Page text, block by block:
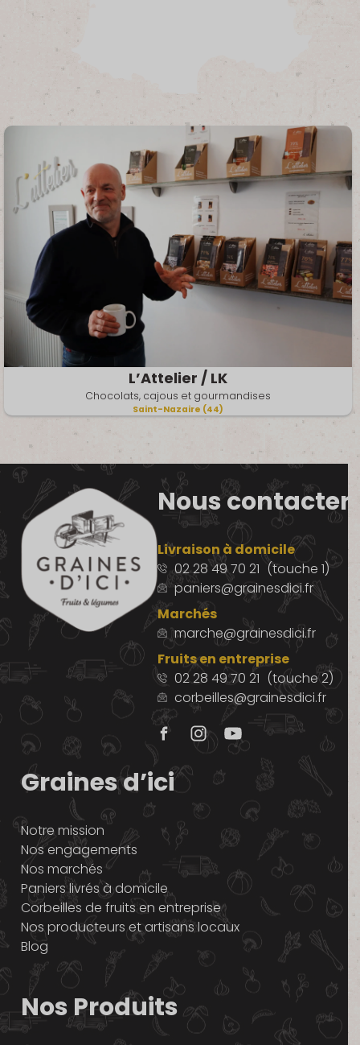
L’Attelier / LK
Chocolats, cajous et gourmandises
Saint-Nazaire (44)
Nous contacter
Livraison à domicile
02 28 49 70 21 (touche 1)
paniers@grainesdici.fr
Marchés
marche@grainesdici.fr
Fruits en entreprise
02 28 49 70 21 (touche 2)
corbeilles@grainesdici.fr
Graines d’ici
Notre mission
Nos engagements
Nos marchés
Paniers livrés à domicile
Corbeilles de fruits en entreprise
Nos producteurs et artisans locaux
Blog
Nos Produits